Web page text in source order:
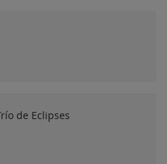
de Eclipses